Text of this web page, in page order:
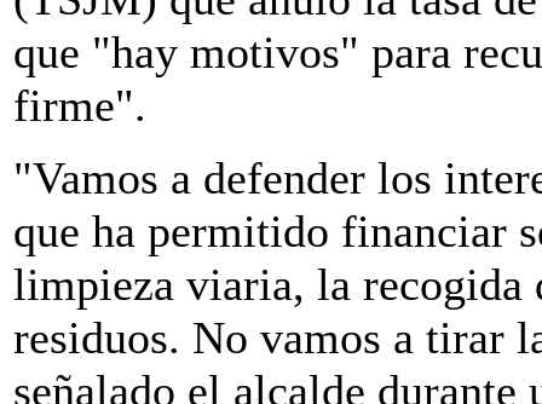
que "hay motivos" para
firme".
"Vamos a defender los
que ha permitido financiar
limpieza viaria, la recogida
residuos. No vamos a tirar
señalado el alcalde durante